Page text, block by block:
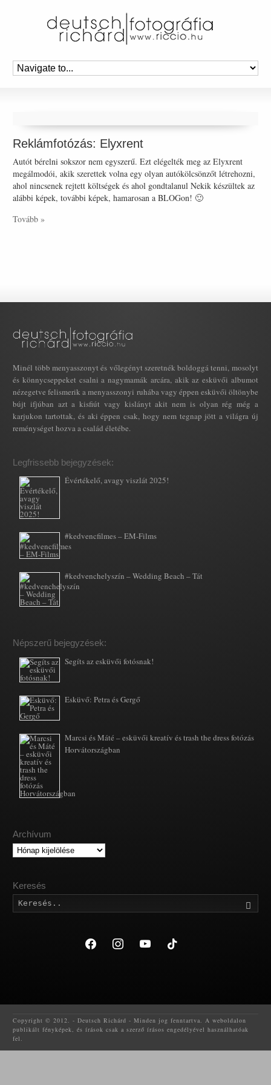
Reklámfotózás: Elyxrent
Autót bérelni sokszor nem egyszerű. Ezt elégelték meg az Elyxrent
megálmodói, akik szerettek volna egy olyan autókölcsönzőt létrehozni,
ahol nincsenek rejtett költségek és ahol gondtalanul Nekik készültek az
alábbi képek, további képek, hamarosan a BLOGon! 🙂
Tovább »
Minél több menyasszonyt és vőlegényt szeretnék boldoggá tenni, mosolyt
és könnycseppeket csalni a nagymamák arcára, akik az esküvői albumot
nézegetve felismerik a menyasszonyi ruhába vagy éppen esküvői öltönybe
bújt ifjúban azt a kisfiút vagy kislányt akit nem is olyan rég még a
karjukon tartottak, és aki éppen csak, hogy nem tegnap jött a világra új
reménységet hozva a család életébe.
Legfrissebb bejegyzések:
Évértékelő, avagy viszlát 2025!
#kedvencfilmes – EM-Films
#kedvenchelyszín – Wedding Beach – Tát
Népszerű bejegyzések:
Segíts az esküvői fotósnak!
Esküvő: Petra és Gergő
Marcsi és Máté – esküvői kreatív és trash the dress fotózás
Horvátországban
Archívum
Archívum
Keresés
facebook instagram youtube tiktok
Copyright © 2012. - Deutsch Richárd - Minden jog fenntartva. A weboldalon
publikált fényképek, és írások csak a szerző írásos engedélyével használhatóak
fel.